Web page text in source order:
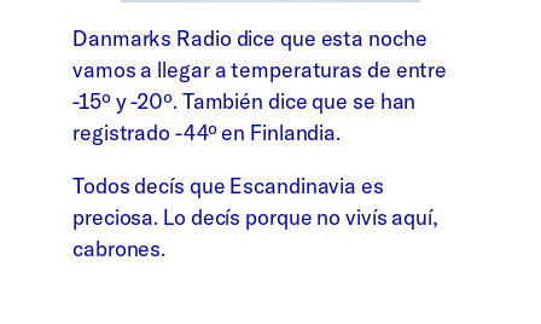
Danmarks Radio dice que esta noche
vamos a llegar a temperaturas de entre
-15º y -20º. También dice que se han
registrado -44º en Finlandia.
Todos decís que Escandinavia es
preciosa. Lo decís porque no vivís aquí,
cabrones.